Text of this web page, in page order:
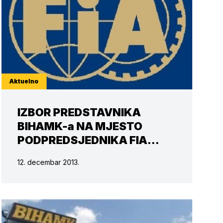
Aktuelno
IZBOR PREDSTAVNIKA
BIHAMK-a NA MJESTO
PODPREDSJEDNIKA FIA
FORUMA ZA ZEMLJE
12. decembar 2013.